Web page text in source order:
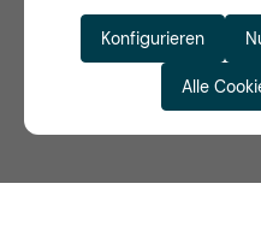
Konfigurieren
Alle